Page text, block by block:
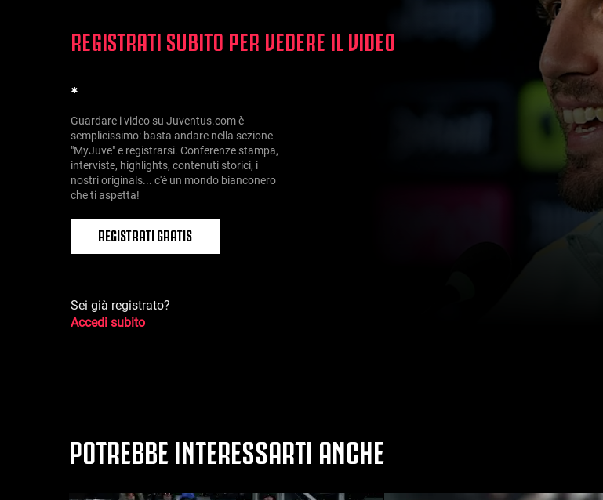
REGISTRATI SUBITO PER VEDERE IL VIDEO
*
Guardare i video su Juventus.com è
semplicissimo: basta andare nella sezione
"MyJuve" e registrarsi. Conferenze stampa,
interviste, highlights, contenuti storici, i
nostri originals... c'è un mondo bianconero
che ti aspetta!
REGISTRATI GRATIS
Sei già registrato?
Accedi subito
POTREBBE INTERESSARTI ANCHE